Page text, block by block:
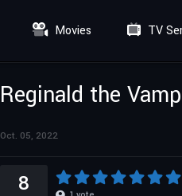
Movies TV
Reginald the
Oct. 05, 2022
8